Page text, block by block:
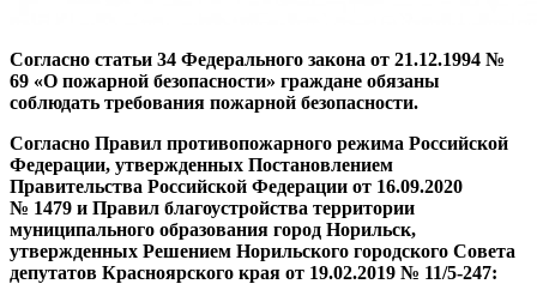
Согласно статьи 34 Федерального закона от 21.12.1994 №
69 «О пожарной безопасности» граждане обязаны
соблюдать требования пожарной безопасности.
Согласно Правил противопожарного режима Российской
Федерации, утвержденных Постановлением
Правительства Российской Федерации от 16.09.2020
№ 1479 и Правил благоустройства территории
муниципального образования город Норильск,
утвержденных Решением Норильского городского Совета
депутатов Красноярского края от 19.02.2019 № 11/5-247: